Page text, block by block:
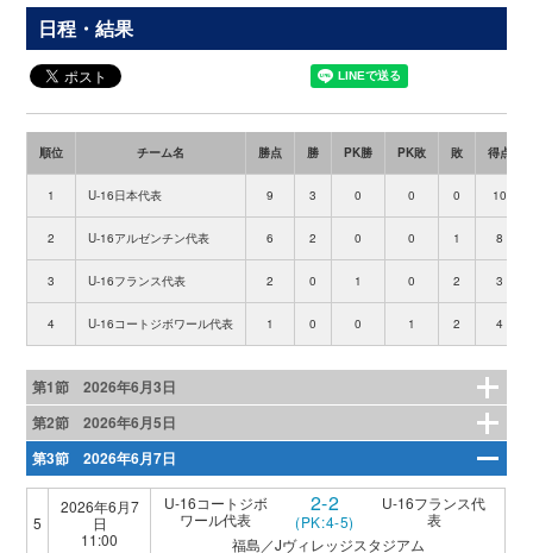
日程・結果
順位 チーム名 勝点 勝 PK勝 PK敗 敗 得点
1 U-16日本代表 9 3 0 0 0 10
2 U-16アルゼンチン代表 6 2 0 0 1 8
3 U-16フランス代表 2 0 1 0 2 3
4 U-16コートジボワール代表 1 0 0 1 2 4
第1節 2026年6月3日
第2節 2026年6月5日
第3節 2026年6月7日
5
2026年6月7
日
11:00
U-16コートジボ
ワール代表
2-2
(PK:4-5)
U-16フランス代
表
福島／Jヴィレッジスタジアム